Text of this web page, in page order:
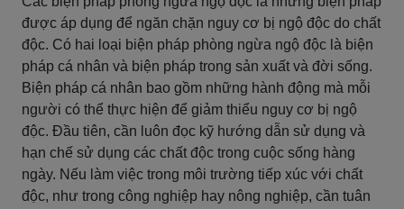
được áp dụng để ngăn chặn nguy cơ bị ngộ độc do chất
độc. Có hai loại biện pháp phòng ngừa ngộ độc là biện
pháp cá nhân và biện pháp trong sản xuất và đời sống.
Biện pháp cá nhân bao gồm những hành động mà mỗi
người có thể thực hiện để giảm thiểu nguy cơ bị ngộ
độc. Đầu tiên, cần luôn đọc kỹ hướng dẫn sử dụng và
hạn chế sử dụng các chất độc trong cuộc sống hàng
ngày. Nếu làm việc trong môi trường tiếp xúc với chất
độc, như trong công nghiệp hay nông nghiệp, cần tuân